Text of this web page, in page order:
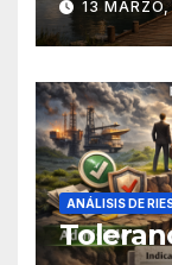
13
ANÁLISIS DE